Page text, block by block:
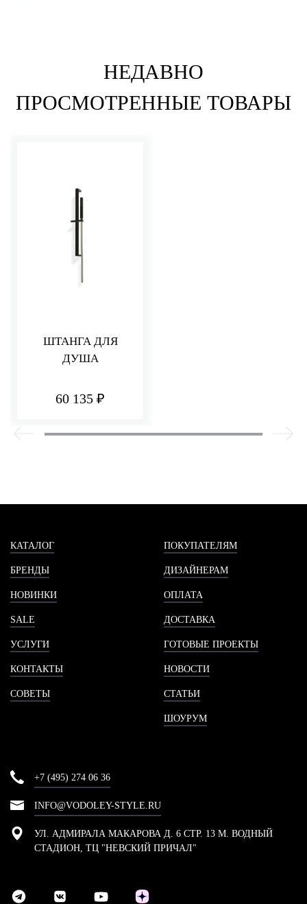
НЕДАВНО
ПРОСМОТРЕННЫЕ ТОВАРЫ
ШТАНГА ДЛЯ
ДУША
60 135 ₽
КАТАЛОГ
БРЕНДЫ
НОВИНКИ
SALE
УСЛУГИ
КОНТАКТЫ
СОВЕТЫ
ПОКУПАТЕЛЯМ
ДИЗАЙНЕРАМ
ОПЛАТА
ДОСТАВКА
ГОТОВЫЕ ПРОЕКТЫ
НОВОСТИ
СТАТЬИ
ШОУРУМ
+7 (495) 274 06 36
INFO@VODOLEY-STYLE.RU
УЛ. АДМИРАЛА МАКАРОВА Д. 6 СТР. 13 М. ВОДНЫЙ
СТАДИОН, ТЦ "НЕВСКИЙ ПРИЧАЛ"